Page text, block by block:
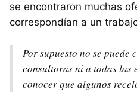
se encontraron muchas
correspondían a un
Por supuesto no se puede
consultoras ni a todas las
conocer que algunos